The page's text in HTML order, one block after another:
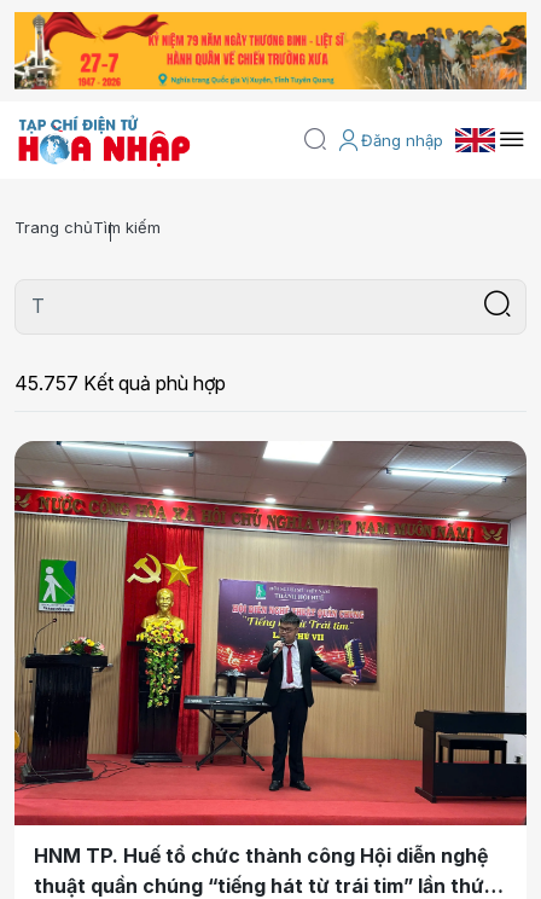
Đăng nhập
Trang chủTìm kiếm
45.757 Kết quả phù hợp
HNM TP. Huế tổ chức thành công Hội diễn nghệ
thuật quần chúng “tiếng hát từ trái tim” lần thứ